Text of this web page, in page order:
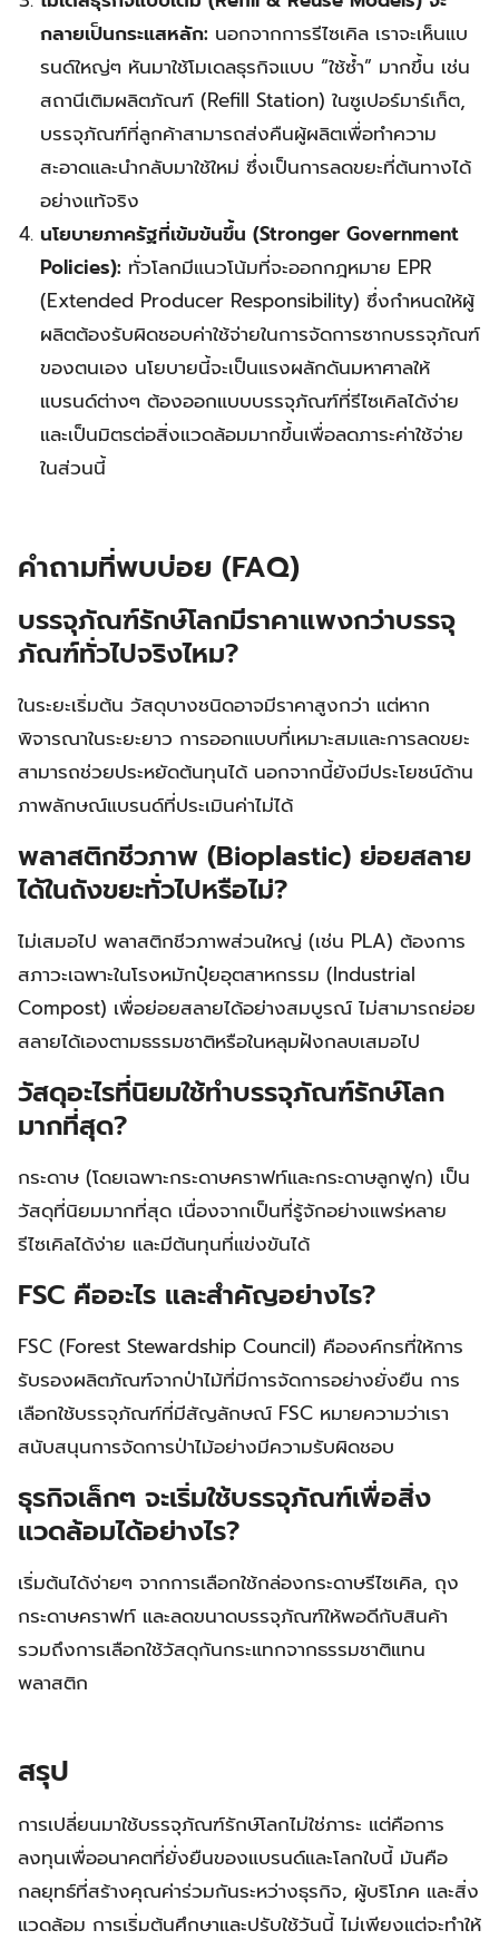
กลายเป็นกระแสหลัก: นอกจากการรีไซเคิล เราจะเห็นแบ
รนด์ใหญ่ๆ หันมาใช้โมเดลธุรกิจแบบ “ใช้ซ้ำ” มากขึ้น เช่น
สถานีเติมผลิตภัณฑ์ (Refill Station) ในซูเปอร์มาร์เก็ต,
บรรจุภัณฑ์ที่ลูกค้าสามารถส่งคืนผู้ผลิตเพื่อทำความ
สะอาดและนำกลับมาใช้ใหม่ ซึ่งเป็นการลดขยะที่ต้นทางได้
อย่างแท้จริง
นโยบายภาครัฐที่เข้มข้นขึ้น (Stronger Government
Policies): ทั่วโลกมีแนวโน้มที่จะออกกฎหมาย EPR
(Extended Producer Responsibility) ซึ่งกำหนดให้ผู้
ผลิตต้องรับผิดชอบค่าใช้จ่ายในการจัดการซากบรรจุภัณฑ์
ของตนเอง นโยบายนี้จะเป็นแรงผลักดันมหาศาลให้
แบรนด์ต่างๆ ต้องออกแบบบรรจุภัณฑ์ที่รีไซเคิลได้ง่าย
และเป็นมิตรต่อสิ่งแวดล้อมมากขึ้นเพื่อลดภาระค่าใช้จ่าย
ในส่วนนี้
คำถามที่พบบ่อย (FAQ)
บรรจุภัณฑ์รักษ์โลกมีราคาแพงกว่าบรรจุ
ภัณฑ์ทั่วไปจริงไหม?
ในระยะเริ่มต้น วัสดุบางชนิดอาจมีราคาสูงกว่า แต่หาก
พิจารณาในระยะยาว การออกแบบที่เหมาะสมและการลดขยะ
สามารถช่วยประหยัดต้นทุนได้ นอกจากนี้ยังมีประโยชน์ด้าน
ภาพลักษณ์แบรนด์ที่ประเมินค่าไม่ได้
พลาสติกชีวภาพ (Bioplastic) ย่อยสลาย
ได้ในถังขยะทั่วไปหรือไม่?
ไม่เสมอไป พลาสติกชีวภาพส่วนใหญ่ (เช่น PLA) ต้องการ
สภาวะเฉพาะในโรงหมักปุ๋ยอุตสาหกรรม (Industrial
Compost) เพื่อย่อยสลายได้อย่างสมบูรณ์ ไม่สามารถย่อย
สลายได้เองตามธรรมชาติหรือในหลุมฝังกลบเสมอไป
วัสดุอะไรที่นิยมใช้ทำบรรจุภัณฑ์รักษ์โลก
มากที่สุด?
กระดาษ (โดยเฉพาะกระดาษคราฟท์และกระดาษลูกฟูก) เป็น
วัสดุที่นิยมมากที่สุด เนื่องจากเป็นที่รู้จักอย่างแพร่หลาย
รีไซเคิลได้ง่าย และมีต้นทุนที่แข่งขันได้
FSC คืออะไร และสำคัญอย่างไร?
FSC (Forest Stewardship Council) คือองค์กรที่ให้การ
รับรองผลิตภัณฑ์จากป่าไม้ที่มีการจัดการอย่างยั่งยืน การ
เลือกใช้บรรจุภัณฑ์ที่มีสัญลักษณ์ FSC หมายความว่าเรา
สนับสนุนการจัดการป่าไม้อย่างมีความรับผิดชอบ
ธุรกิจเล็กๆ จะเริ่มใช้บรรจุภัณฑ์เพื่อสิ่ง
แวดล้อมได้อย่างไร?
เริ่มต้นได้ง่ายๆ จากการเลือกใช้กล่องกระดาษรีไซเคิล, ถุง
กระดาษคราฟท์ และลดขนาดบรรจุภัณฑ์ให้พอดีกับสินค้า
รวมถึงการเลือกใช้วัสดุกันกระแทกจากธรรมชาติแทน
พลาสติก
สรุป
การเปลี่ยนมาใช้บรรจุภัณฑ์รักษ์โลกไม่ใช่ภาระ แต่คือการ
ลงทุนเพื่ออนาคตที่ยั่งยืนของแบรนด์และโลกใบนี้ มันคือ
กลยุทธ์ที่สร้างคุณค่าร่วมกันระหว่างธุรกิจ, ผู้บริโภค และสิ่ง
แวดล้อม การเริ่มต้นศึกษาและปรับใช้วันนี้ ไม่เพียงแต่จะทำให้